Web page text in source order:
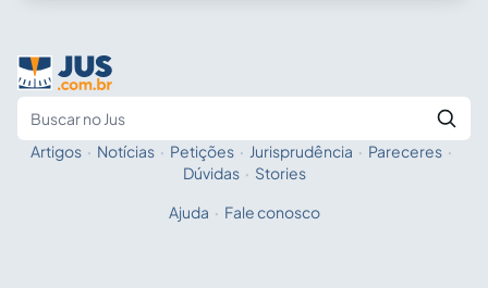
Fale com a IA
Artigos · Notícias · Petições · Jurisprudência · Pareceres ·
Dúvidas · Stories
Ajuda · Fale conosco